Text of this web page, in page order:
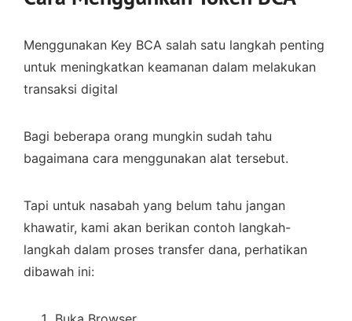
Menggunakan Key BCA salah satu langkah penting
untuk meningkatkan keamanan dalam melakukan
transaksi digital
Bagi beberapa orang mungkin sudah tahu
bagaimana cara menggunakan alat tersebut.
Tapi untuk nasabah yang belum tahu jangan
khawatir, kami akan berikan contoh langkah-
langkah dalam proses transfer dana, perhatikan
dibawah ini: